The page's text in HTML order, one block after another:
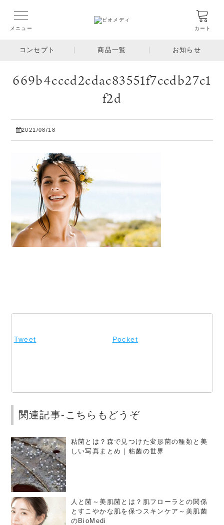
メニュー カート
コンセプト 商品一覧 お知らせ
669b4cccd2cdac83551f7ccdb27c1
f2d
2021/08/18
Tweet Pocket
関連記事-こちらもどうぞ
粘菌とは？森で見つけた変形菌の種類と美
しい写真まとめ｜粘菌の世界
人と菌～美肌菌とは？肌フローラとの関係
とすこやかな肌を保つスキンケア～美肌菌
のBioMedi